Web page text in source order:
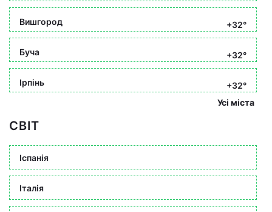
Вишгород +32°
Буча +32°
Ірпінь
+32°
Усі міста
СВІТ
Іспанія
Італія